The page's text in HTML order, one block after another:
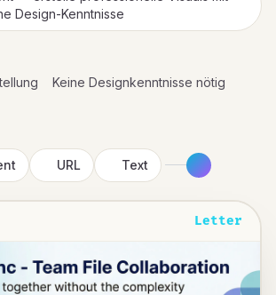
Design-Kenntnisse
Keine Designkenntnisse nötig
URL Text
Letter